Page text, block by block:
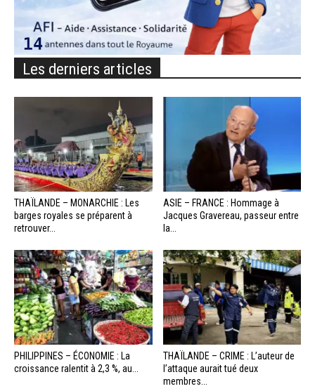
Les derniers articles
THAÏLANDE – MONARCHIE : Les
barges royales se préparent à
retrouver...
ASIE – FRANCE : Hommage à
Jacques Gravereau, passeur entre
la...
PHILIPPINES – ÉCONOMIE : La
croissance ralentit à 2,3 %, au...
THAÏLANDE – CRIME : L’auteur de
l’attaque aurait tué deux
membres...